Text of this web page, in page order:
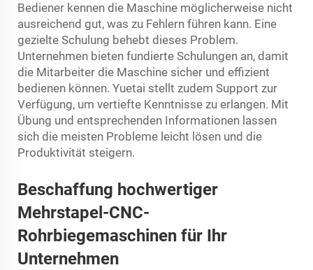
Bediener kennen die Maschine möglicherweise nicht
ausreichend gut, was zu Fehlern führen kann. Eine
gezielte Schulung behebt dieses Problem.
Unternehmen bieten fundierte Schulungen an, damit
die Mitarbeiter die Maschine sicher und effizient
bedienen können. Yuetai stellt zudem Support zur
Verfügung, um vertiefte Kenntnisse zu erlangen. Mit
Übung und entsprechenden Informationen lassen
sich die meisten Probleme leicht lösen und die
Produktivität steigern.
Beschaffung hochwertiger
Mehrstapel-CNC-
Rohrbiegemaschinen für Ihr
Unternehmen